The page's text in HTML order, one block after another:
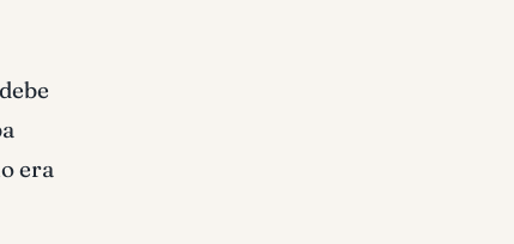
era